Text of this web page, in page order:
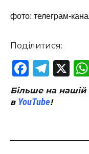
фото: телеграм-
Поділитися:
Facebook
X
Більше на нашій
в YouTube!